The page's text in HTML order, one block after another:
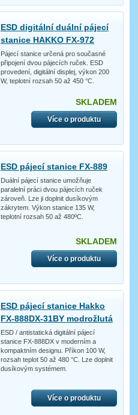
ESD digitální duální pájecí
stanice HAKKO FX-972
Pájecí stanice určená pro současné
připojení dvou pájecích ruček. ESD
provedení, digitální displej, výkon 200
W, teplotní rozsah 50 až 450 °C.
SKLADEM
Více o produktu
ESD pájecí stanice FX-889
Duální pájecí stanice umožňuje
paralelní práci dvou pájecích ruček
zároveň. Lze ji doplnit dusíkovým
zákrytem. Výkon stanice 135 W,
teplotní rozsah 50 až 480ºC.
SKLADEM
Více o produktu
ESD pájecí stanice Hakko
FX-888DX-31BY modrožlutá
ESD / antistatická digitální pájecí
stanice FX-888DX v moderním a
kompaktním designu. Příkon 100 W,
rozsah teplot 50 až 480 °C. Lze doplnit
dusíkovým systémem.
Více o produktu